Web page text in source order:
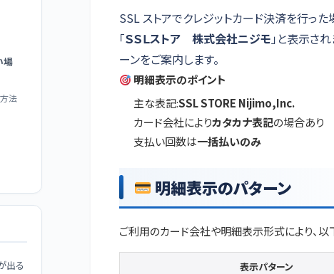
場
法
出る
SSL ストアでクレジットカード決済を行っ
「ＳＳＬストア 株式会社ニジモ」と表示さ
ーンをご案内します。
明細表示のポイント
主な表記:SSL STORE Nijimo,Inc.
カード会社によりカタカナ表記の場合あり
支払い回数は一括払いのみ
明細表示のパターン
ご利用のカード会社や明細表示形式により、以
表示パターン